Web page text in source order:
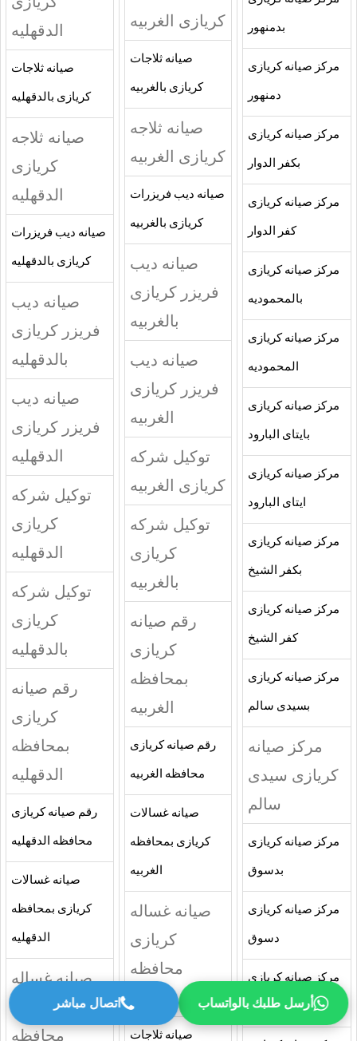
أرسل طلبك بالواتساب اتصال مباشر
بدمنهور
مركز صيانه كريازى
دمنهور
مركز صيانه كريازى
بكفر الدوار
مركز صيانه كريازى
كفر الدوار
مركز صيانه كريازى
بالمحموديه
مركز صيانه كريازى
المحموديه
مركز صيانه كريازى
بايتاى البارود
مركز صيانه كريازى
ايتاى البارود
مركز صيانه كريازى
بكفر الشيخ
مركز صيانه كريازى
كفر الشيخ
مركز صيانه كريازى
بسيدى سالم
مركز صيانه
كريازى سيدى
سالم
مركز صيانه كريازى
بدسوق
مركز صيانه كريازى
دسوق
مركز صيانه كريازى
بالمحله الكبرى
كريازى الغربيه
صيانه ثلاجات
كريازى بالغربيه
صيانه ثلاجه
كريازى الغربيه
صيانه ديب فريزرات
كريازى بالغربيه
صيانه ديب
فريزر كريازى
بالغربيه
صيانه ديب
فريزر كريازى
الغربيه
توكيل شركه
كريازى الغربيه
توكيل شركه
كريازى
بالغربيه
رقم صيانه
كريازى
بمحافظه
الغربيه
رقم صيانه كريازى
محافظه الغربيه
صيانه غسالات
كريازى بمحافظه
الغربيه
صيانه غساله
كريازى
محافظه
صيانه ثلاجات
الدقهليه
صيانه ثلاجات
كريازى بالدقهليه
صيانه ثلاجه
كريازى
الدقهليه
صيانه ديب فريزرات
كريازى بالدقهليه
صيانه ديب
فريزر كريازى
بالدقهليه
صيانه ديب
فريزر كريازى
الدقهليه
توكيل شركه
كريازى
الدقهليه
توكيل شركه
كريازى
بالدقهليه
رقم صيانه
كريازى
بمحافظه
الدقهليه
رقم صيانه كريازى
محافظه الدقهليه
صيانه غسالات
كريازى بمحافظه
الدقهليه
صيانه غساله
كريازى
محافظه